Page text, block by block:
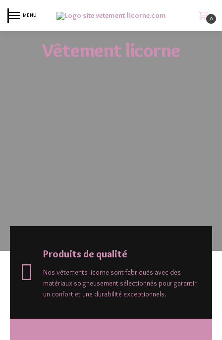
MENU
0
Vêtement licorne
Produits de qualité
Nos vêtements licorne sont fabriqués avec des
matériaux soigneusement sélectionnés pour garantir
un confort et une durabilité exceptionnels.